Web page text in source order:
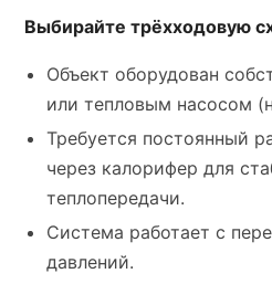
Выбирайте трёхходовую
Объект оборудован
или тепловым насосом
Требуется постоянный
через калорифер для
теплопередачи.
Система работает с
давлений.